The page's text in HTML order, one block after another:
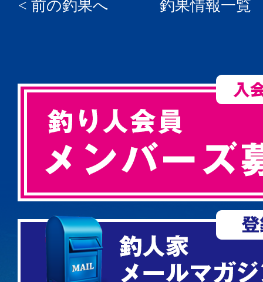
< 前の釣果へ 釣果情報一覧